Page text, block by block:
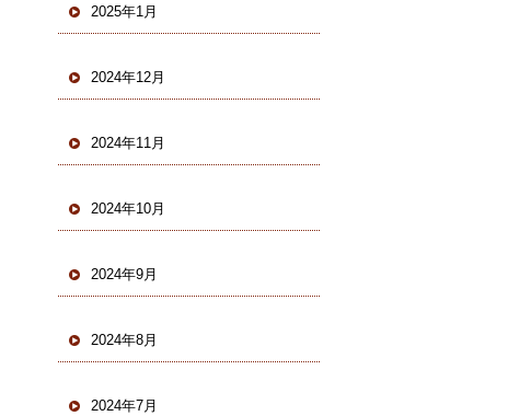
2025年1月
2024年12月
2024年11月
2024年10月
2024年9月
2024年8月
2024年7月